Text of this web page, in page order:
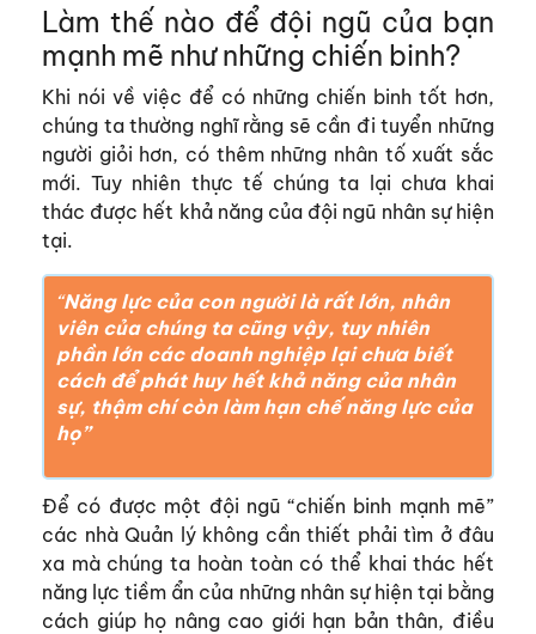
Làm thế nào để đội ngũ của bạn
mạnh mẽ như những chiến binh?
Khi nói về việc để có những chiến binh tốt hơn,
chúng ta thường nghĩ rằng sẽ cần đi tuyển những
người giỏi hơn, có thêm những nhân tố xuất sắc
mới. Tuy nhiên thực tế chúng ta lại chưa khai
thác được hết khả năng của đội ngũ nhân sự hiện
tại.
“Năng lực của con người là rất lớn, nhân
viên của chúng ta cũng vậy, tuy nhiên
phần lớn các doanh nghiệp lại chưa biết
cách để phát huy hết khả năng của nhân
sự, thậm chí còn làm hạn chế năng lực của
họ”
Để có được một đội ngũ “chiến binh mạnh mẽ”
các nhà Quản lý không cần thiết phải tìm ở đâu
xa mà chúng ta hoàn toàn có thể khai thác hết
năng lực tiềm ẩn của những nhân sự hiện tại bằng
cách giúp họ nâng cao giới hạn bản thân, điều